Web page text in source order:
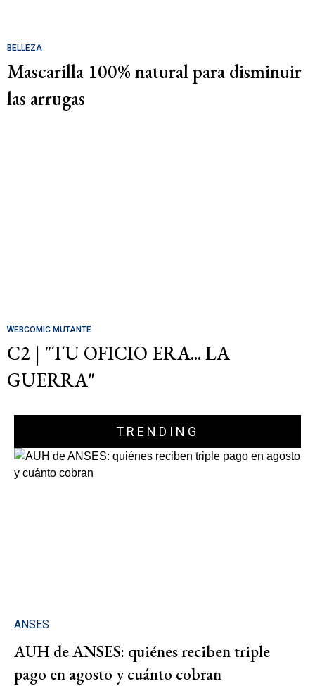
BELLEZA
Mascarilla 100% natural para disminuir
las arrugas
WEBCOMIC MUTANTE
C2 | "TU OFICIO ERA... LA
GUERRA"
TRENDING
ANSES
AUH de ANSES: quiénes reciben triple
pago en agosto y cuánto cobran